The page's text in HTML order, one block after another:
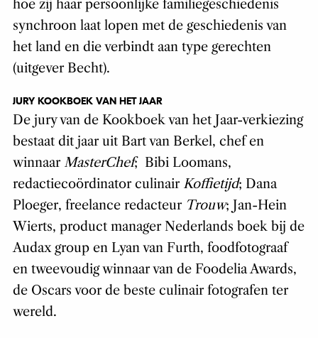
hoe zij haar persoonlijke familiegeschiedenis
synchroon laat lopen met de geschiedenis van
het land en die verbindt aan type gerechten
(uitgever Becht).
JURY KOOKBOEK VAN HET JAAR
De jury van de Kookboek van het Jaar-verkiezing
bestaat dit jaar uit Bart van Berkel, chef en
winnaar MasterChef; Bibi Loomans,
redactiecoördinator culinair Koffietijd; Dana
Ploeger, freelance redacteur Trouw; Jan-Hein
Wierts, product manager Nederlands boek bij de
Audax group en Lyan van Furth, foodfotograaf
en tweevoudig winnaar van de Foodelia Awards,
de Oscars voor de beste culinair fotografen ter
wereld.